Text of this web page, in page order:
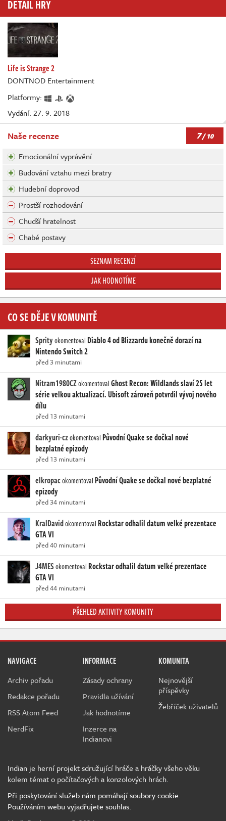
DETAIL HRY
Life is Strange 2
DONTNOD Entertainment
Platformy:
Vydání: 27. 9. 2018
Naše recenze 7/ 10
Emocionální vyprávění
Budování vztahu mezi bratry
Hudební doprovod
Prostší rozhodování
Chudší hratelnost
Chabé postavy
SEZNAM RECENZÍ
JAK HODNOTÍME
CO SE DĚJE V KOMUNITĚ
Sprityokomentoval Diablo 4 od Blizzardu konečně dorazí na
Nintendo Switch 2
před 3 minutami
Nitram1980CZokomentovalGhost Recon: Wildlands slaví 25 let
série velkou aktualizací. Ubisoft zároveň potvrdil vývoj nového
dílu
před 13 minutami
darkyuri-czokomentoval Původní Quake se dočkal nové
bezplatné epizody
před 13 minutami
elkropacokomentoval Původní Quake se dočkal nové bezplatné
epizody
před 34 minutami
KralDavidokomentoval Rockstar odhalil datum velké prezentace
GTA VI
před 40 minutami
J4MESokomentoval Rockstar odhalil datum velké prezentace
GTA VI
před 44 minutami
PŘEHLED AKTIVITY KOMUNITY
NAVIGACE
Archiv pořadu
Redakce pořadu
RSS Atom Feed
NerdFix
INFORMACE
Zásady ochrany
Pravidla užívání
Jak hodnotíme
Inzerce na
Indianovi
KOMUNITA
Nejnovější
příspěvky
Žebříček uživatelů
Indian je herní projekt sdružující hráče a hráčky všeho věku
kolem témat o počítačových a konzolových hrách.
Při poskytování služeb nám pomáhají soubory cookie.
Používáním webu vyjadřujete souhlas.